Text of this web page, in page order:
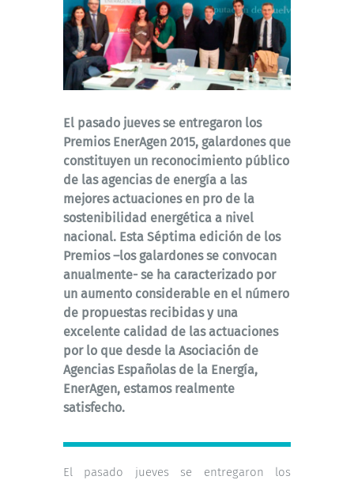
El pasado jueves se entregaron los
Premios EnerAgen 2015, galardones que
constituyen un reconocimiento público
de las agencias de energía a las
mejores actuaciones en pro de la
sostenibilidad energética a nivel
nacional. Esta Séptima edición de los
Premios –los galardones se convocan
anualmente- se ha caracterizado por
un aumento considerable en el número
de propuestas recibidas y una
excelente calidad de las actuaciones
por lo que desde la Asociación de
Agencias Españolas de la Energía,
EnerAgen, estamos realmente
satisfecho.
El pasado jueves se entregaron los